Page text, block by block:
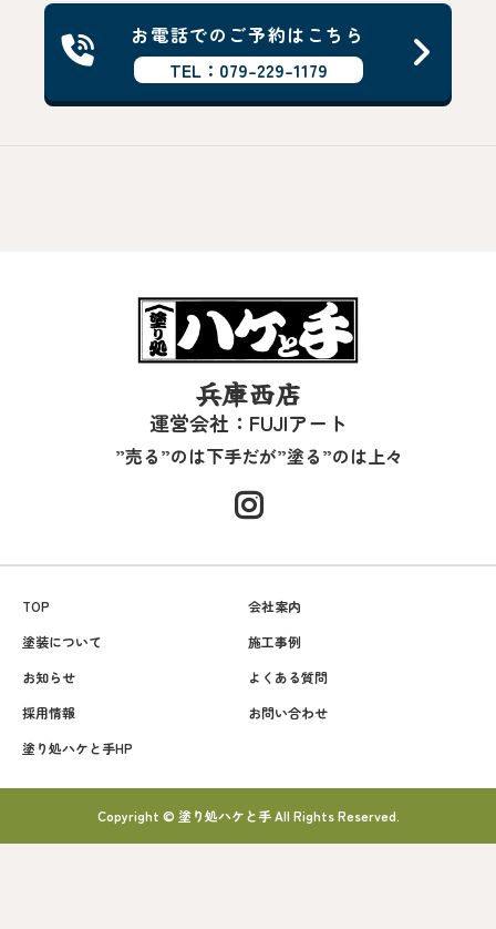
お電話でのご予約はこちら
TEL：079-229-1179
兵庫西店
運営会社：FUJIアート
”売る”のは下手だが”塗る”のは上々
TOP
会社案内
塗装について
施工事例
お知らせ
よくある質問
採用情報
お問い合わせ
塗り処ハケと手HP
Copyright © 塗り処ハケと手 All Rights Reserved.